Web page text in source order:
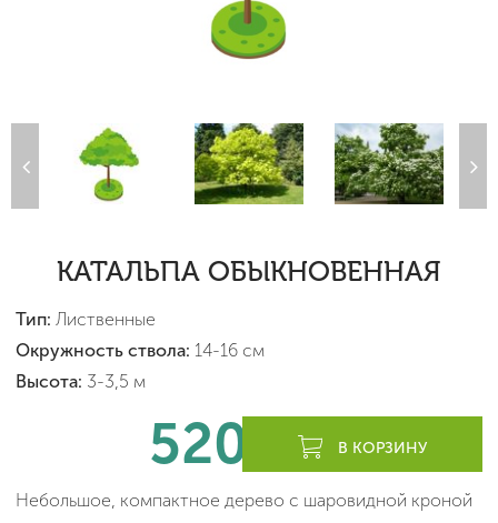
КАТАЛЬПА ОБЫКНОВЕННАЯ
Тип: Лиственные
Окружность ствола: 14-16 см
Высота: 3-3,5 м
520 леевВ КОРЗИНУ
Небольшое, компактное дерево с шаровидной кроной